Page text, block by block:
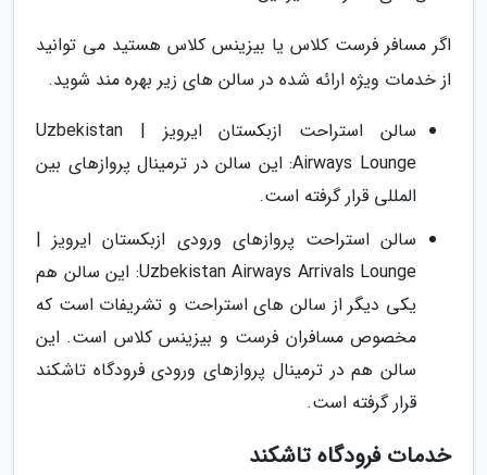
اگر مسافر فرست کلاس یا بیزینس کلاس هستید می توانید
از خدمات ویژه ارائه شده در سالن های زیر بهره مند شوید.
سالن استراحت ازبکستان ایرویز | Uzbekistan
Airways Lounge: این سالن در ترمینال پروازهای بین
المللی قرار گرفته است.
سالن استراحت پروازهای ورودی ازبکستان ایرویز |
Uzbekistan Airways Arrivals Lounge: این سالن هم
یکی دیگر از سالن های استراحت و تشریفات است که
مخصوص مسافران فرست و بیزینس کلاس است. این
سالن هم در ترمینال پروازهای ورودی فرودگاه تاشکند
قرار گرفته است.
خدمات فرودگاه تاشکند